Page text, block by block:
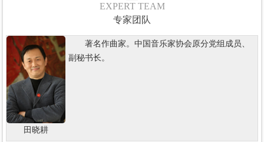
EXPERT TEAM
专家团队
田晓耕
著名作曲家。中国音乐家协会原分党组成员、
副秘书长。